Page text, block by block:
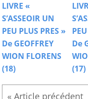
LIVRE «
S’ASSEOIR UN
PEU PLUS PRES »
De GEOFFREY
WION FLORENS
(18)
De
(17)